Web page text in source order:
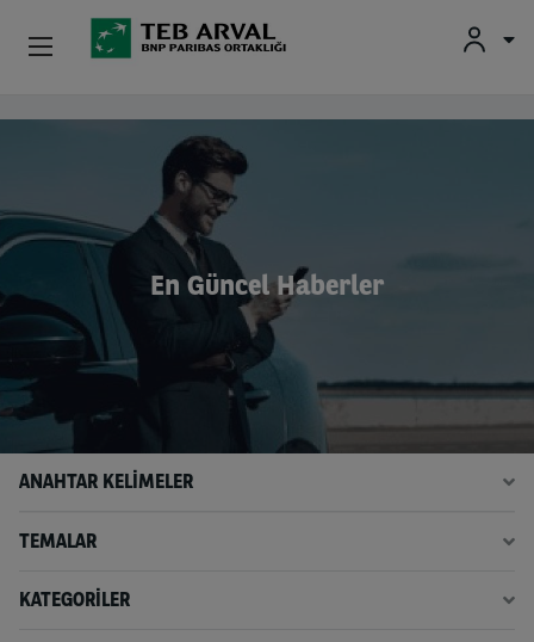
En Güncel Haberler
ANAHTAR KELİMELER
TEMALAR
KATEGORILER
Kurumsal
Hakkımızda
Yatırımcı İlişkileri
Sürücüler